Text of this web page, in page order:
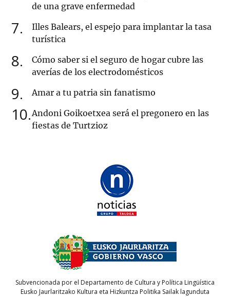
de una grave enfermedad
7
Illes Balears, el espejo para implantar la tasa
turística
8
Cómo saber si el seguro de hogar cubre las
averías de los electrodomésticos
9 Amar a tu patria sin fanatismo
10 Andoni Goikoetxea será el pregonero en las
fiestas de Turtzioz
Subvencionada por el Departamento de Cultura y Política Lingüística
Eusko Jaurlaritzako Kultura eta Hizkuntza Politika Sailak lagunduta